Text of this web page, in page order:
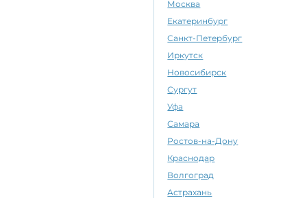
Москва
Екатеринбург
Санкт-Петербург
Иркутск
Новосибирск
Сургут
Уфа
Самара
Ростов-на-Дону
Краснодар
Волгоград
Астрахань